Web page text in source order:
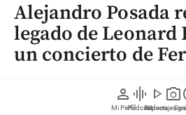
person
Mi Perfil
graphic_eq
Pódcast
play_arrow
Videos
photo_camera
Reportajes
Alejandro Posada
legado de Leonard
un concierto de
Durante la temporada